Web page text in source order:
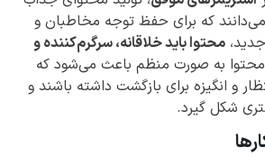
که برای حفظ توجه مخاطبان و
محتوا باید خلاقانه، سرگرم‌کننده و
محتوا به صورت منظم باعث می‌شود که
و انگیزه برای بازگشت داشته باشند و
شکل گیرد.